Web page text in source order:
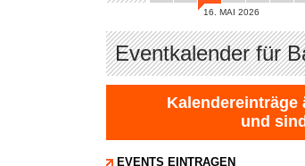
16. MAI 2026
Eventkalender für
Kalendereinträge
und
EVENTS EINTRAGEN